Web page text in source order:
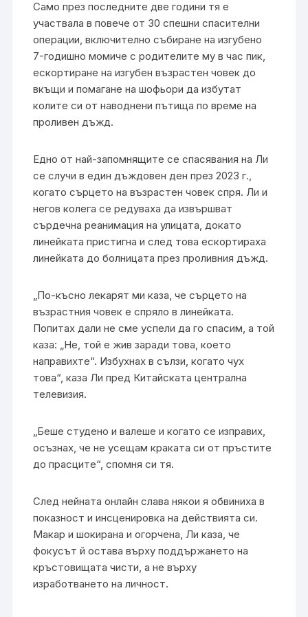
Само през последните две години тя е
участвала в повече от 30 спешни спасителни
операции, включително събиране на изгубено
7-годишно момиче с родителите му в час пик,
ескортиране на изгубен възрастен човек до
вкъщи и помагане на шофьори да избутат
колите си от наводнени пътища по време на
проливен дъжд.
Едно от най-запомнящите се спасявания на Ли
се случи в един дъждовен ден през 2023 г.,
когато сърцето на възрастен човек спря. Ли и
негов колега се редуваха да извършват
сърдечна реанимация на улицата, докато
линейката пристигна и след това ескортираха
линейката до болницата през проливния дъжд.
„По-късно лекарят ми каза, че сърцето на
възрастния човек е спряло в линейката.
Попитах дали не сме успели да го спасим, а той
каза: „Не, той е жив заради това, което
направихте“. Избухнах в сълзи, когато чух
това“, каза Ли пред Китайската централна
телевизия.
„Беше студено и валеше и когато се изправих,
осъзнах, че не усещам краката си от пръстите
до прасците“, спомня си тя.
След нейната онлайн слава някои я обвиниха в
показност и инсценировка на действията си.
Макар и шокирана и огорчена, Ли каза, че
фокусът й остава върху поддържането на
кръстовищата чисти, а не върху
изработването на личност.